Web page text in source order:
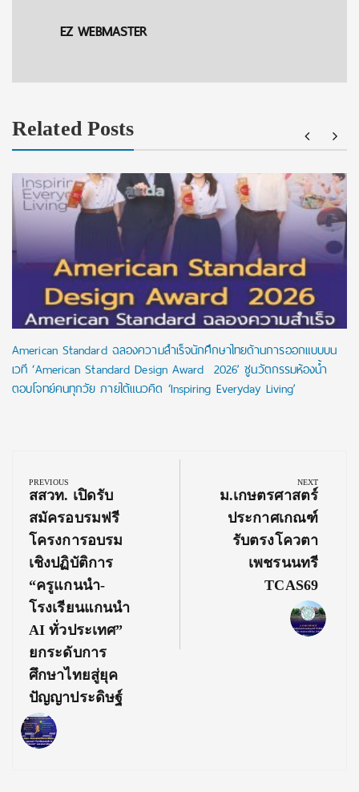
EZ WEBMASTER
Related Posts
American Standard ฉลองความสำเร็จนักศึกษาไทยด้านการออกแบบบน
เวที ‘American Standard Design Award 2026’ ชูนวัตกรรมห้องน้ำ
ตอบโจทย์คนทุกวัย ภายใต้แนวคิด ‘Inspiring Everyday Living’
navigation
PREVIOUS
Previous
Post:
สสวท. เปิดรับ
สมัครอบรมฟรี
โครงการอบรม
เชิงปฏิบัติการ
“ครูแกนนำ-
โรงเรียนแกนนำ
AI ทั่วประเทศ”
ยกระดับการ
ศึกษาไทยสู่ยุค
ปัญญาประดิษฐ์
NEXT
Next
Post:
ม.เกษตรศาสตร์
ประกาศเกณฑ์
รับตรงโควตา
เพชรนนทรี
TCAS69